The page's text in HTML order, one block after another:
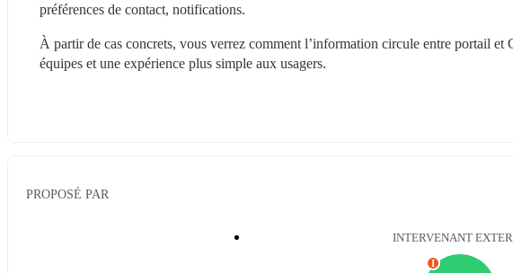
préférences de contact, notifications.
À partir de cas concrets, vous verrez comment l’information circule entre portail
équipes et une expérience plus simple aux usagers.
PROPOSÉ PAR
INTERVENANT
I